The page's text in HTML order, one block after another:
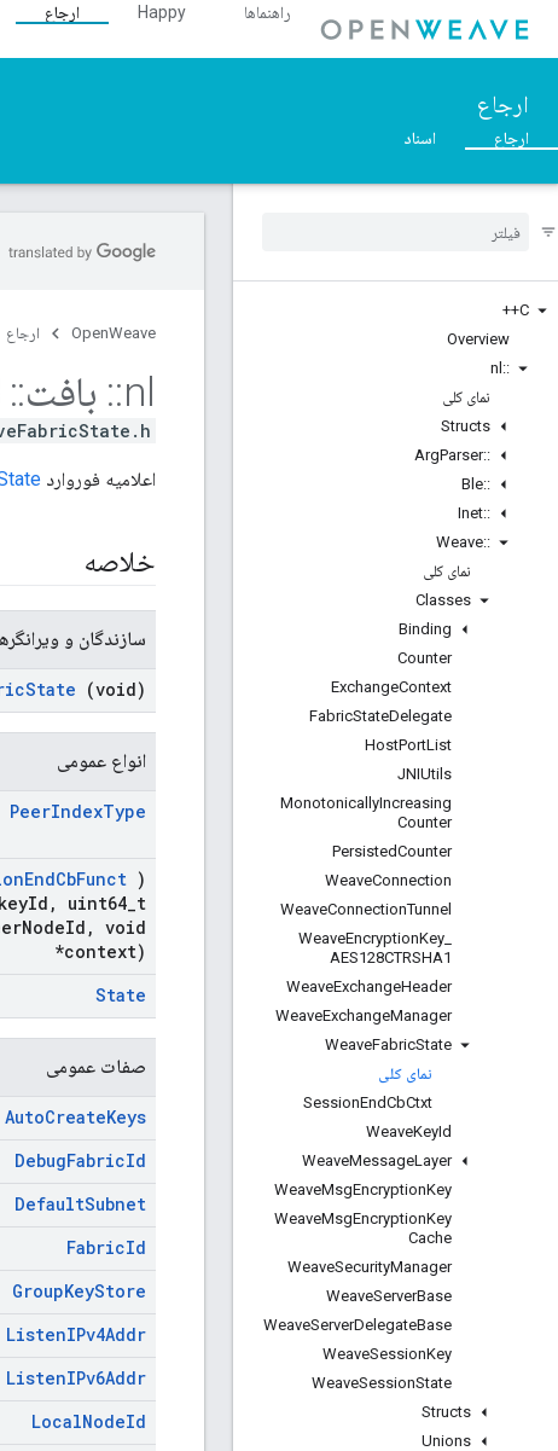
راهنماها Happy ارجاع
ارجاع
ارجاع اسناد
C++
Overview
::
nl
نمای کلی
Structs
::
ArgParser
::
Ble
::
Inet
::
Weave
نمای کلی
Classes
Binding
Counter
ExchangeContext
FabricStateDelegate
HostPortList
JNIUtils
MonotonicallyIncreasing
Counter
PersistedCounter
WeaveConnection
WeaveConnectionTunnel
WeaveEncryptionKey
AES128CTRSHA1
WeaveExchangeHeader
WeaveExchangeManager
WeaveFabricState
نمای کلی
SessionEndCbCtxt
WeaveKeyId
WeaveMessageLayer
WeaveMsgEncryptionKey
WeaveMsgEncryptionKey
Cache
WeaveSecurityManager
WeaveServerBase
WeaveServerDelegateBase
WeaveSessionKey
WeaveSessionState
Structs
Unions
OpenWeave ارجاع
nl
:: بافت::
اعلامیه فوروارد
خلاصه
سازندگان و
State (void)
انواع عمومی
PeerIndexType
EndCbFunct )
Id , uint64 t
NodeId , void
*context)
State
صفات عمومی
AutoCreateKeys
DebugFabricId
DefaultSubnet
FabricId
GroupKeyStore
ListenIPv4Addr
ListenIPv6Addr
LocalNodeId